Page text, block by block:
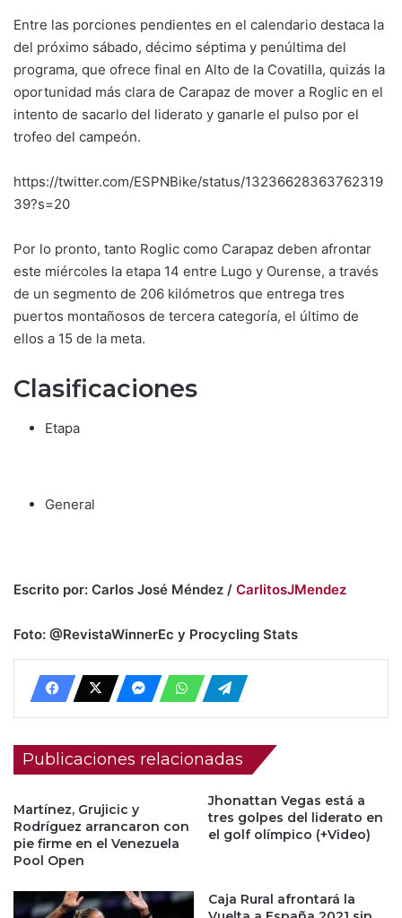
Entre las porciones pendientes en el calendario destaca la
del próximo sábado, décimo séptima y penúltima del
programa, que ofrece final en Alto de la Covatilla, quizás la
oportunidad más clara de Carapaz de mover a Roglic en el
intento de sacarlo del liderato y ganarle el pulso por el
trofeo del campeón.
https://twitter.com/ESPNBike/status/13236628363762319
39?s=20
Por lo pronto, tanto Roglic como Carapaz deben afrontar
este miércoles la etapa 14 entre Lugo y Ourense, a través
de un segmento de 206 kilómetros que entrega tres
puertos montañosos de tercera categoría, el último de
ellos a 15 de la meta.
Clasificaciones
Etapa
General
Escrito por: Carlos José Méndez / CarlitosJMendez
Foto: @RevistaWinnerEc y Procycling Stats
Publicaciones relacionadas
Martínez, Grujicic y
Rodríguez arrancaron con
pie firme en el Venezuela
Pool Open
Jhonattan Vegas está a
tres golpes del liderato en
el golf olímpico (+Video)
Caja Rural afrontará la